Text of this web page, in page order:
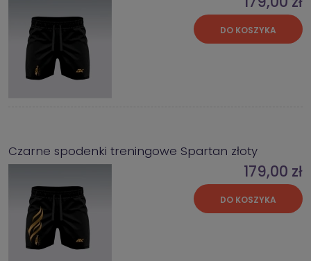
DO KOSZYKA
Czarne spodenki treningowe Spartan złoty
179,00 zł
DO KOSZYKA